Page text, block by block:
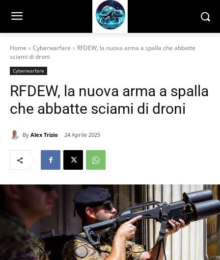
Home Cyberwarfare
RFDEW, la nuova arma a spalla che abbatte
sciami di droni
Cyberwarfare
RFDEW, la nuova arma a spalla
che abbatte sciami di droni
By Alex Trizio 24 Aprile 2025